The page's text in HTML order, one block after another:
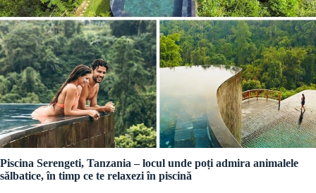
Piscina Serengeti, Tanzania – locul unde poți admira animalele
sălbatice, în timp ce te relaxezi în piscină